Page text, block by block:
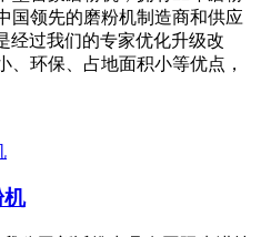
国领先的磨粉机制造商和供应
经过我们的专家优化升级改
、环保、占地面积小等优点，